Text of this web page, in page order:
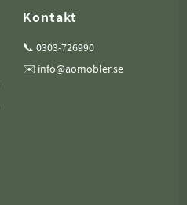
Kontakt
📞 0303-726990
✉️ info@aomobler.se